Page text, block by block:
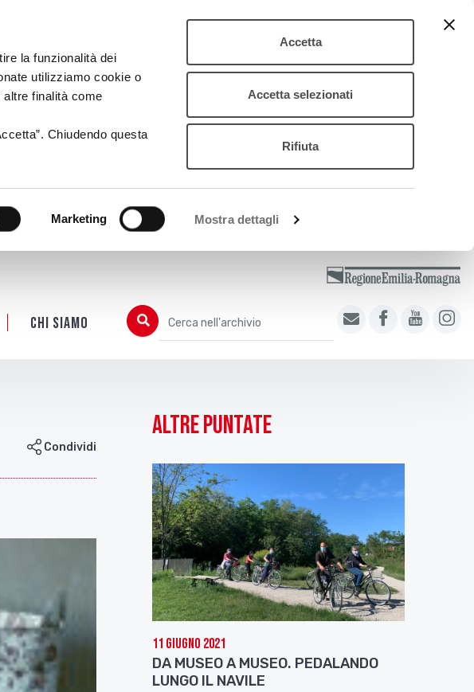
la funzionalità dei
utilizziamo cookie o
finalità come
Chiudendo questa
Marketing Mostra dettagli
Accetta
Accetta selezionati
Rifiuta
Chi siamo Cerca
Cerca nell'archivio
Condividi
Altre puntate
11 Giugno 2021
DA MUSEO A MUSEO. PEDALANDO
LUNGO IL NAVILE